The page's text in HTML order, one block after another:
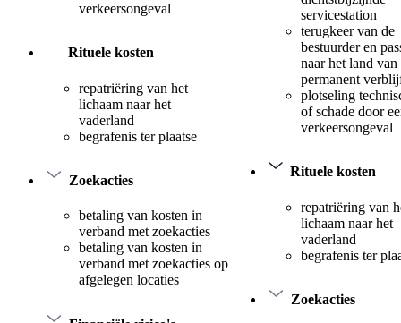
verkeersongeval
Rituele kosten
repatriëring van het
lichaam naar het
vaderland
begrafenis ter plaatse
Zoekacties
betaling van kosten in
verband met zoekacties
betaling van kosten in
verband met zoekacties op
afgelegen locaties
servicestation
terugkeer van de
bestuurder en
naar het land van
permanent
plotseling
of schade door
verkeersongeval
Rituele kosten
repatriëring van
lichaam naar het
vaderland
begrafenis ter
Zoekacties